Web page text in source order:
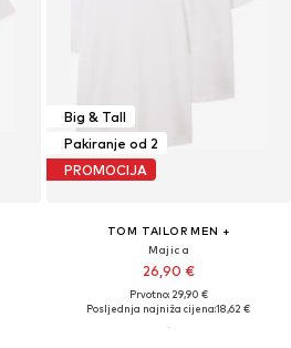
Big & Tall
Pakiranje od 2
PROMOCIJA
TOM TAILOR MEN +
Majica
26,90 €
Prvotno: 29,90 €
Posljednja najniža cijena:18,62 €